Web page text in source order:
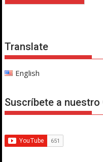
Translate
English
Suscríbete a nuestro